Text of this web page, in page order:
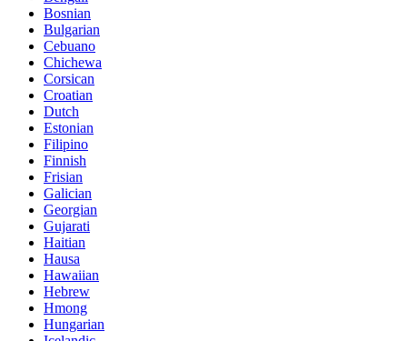
Bosnian
Bulgarian
Cebuano
Chichewa
Corsican
Croatian
Dutch
Estonian
Filipino
Finnish
Frisian
Galician
Georgian
Gujarati
Haitian
Hausa
Hawaiian
Hebrew
Hmong
Hungarian